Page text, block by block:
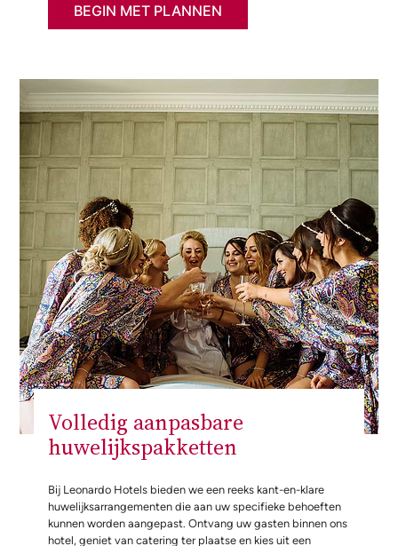
BEGIN MET PLANNEN
Volledig aanpasbare
huwelijkspakketten
Bij Leonardo Hotels bieden we een reeks kant-en-klare
huwelijksarrangementen die aan uw specifieke behoeften
kunnen worden aangepast. Ontvang uw gasten binnen ons
hotel, geniet van catering ter plaatse en kies uit een